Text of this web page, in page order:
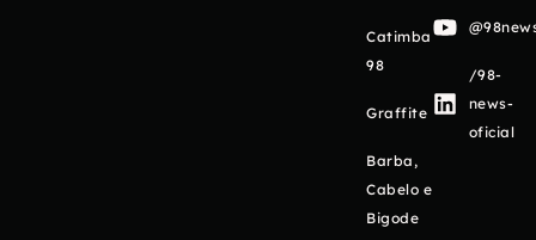
Catimba
98
Graffite
Barba,
Cabelo e
Bigode
/98-
news-
oficial